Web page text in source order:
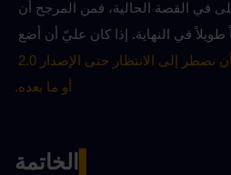
أو ما بعده.
الخاتمة